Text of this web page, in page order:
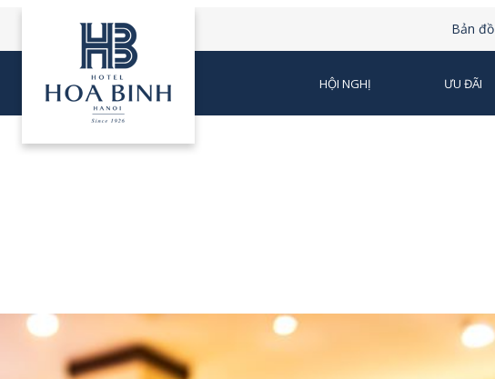
Bản đồ
HỘI NGHỊ ƯU ĐÃI